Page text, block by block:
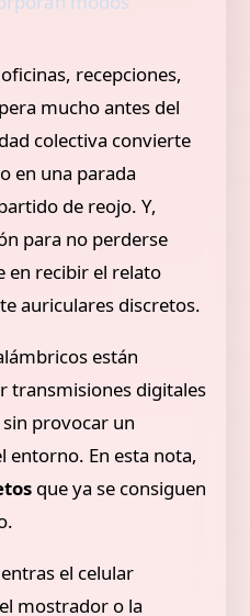
recepciones,
mucho antes del
colectiva convierte
en una parada
de reojo. Y,
para no perderse
en recibir el relato
auriculares discretos.
están
transmisiones digitales
provocar un
entorno. En esta nota,
que ya se consiguen
el celular
mostrador o la